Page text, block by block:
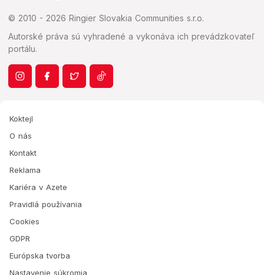
© 2010 - 2026 Ringier Slovakia Communities s.r.o.
Autorské práva sú vyhradené a vykonáva ich prevádzkovateľ
portálu.
Koktejl
O nás
Kontakt
Reklama
Kariéra v Azete
Pravidlá používania
Cookies
GDPR
Európska tvorba
Nastavenie súkromia